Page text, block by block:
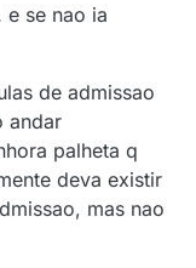
e se nao ia
de admissao
andar
palheta q
deva existir
mas nao